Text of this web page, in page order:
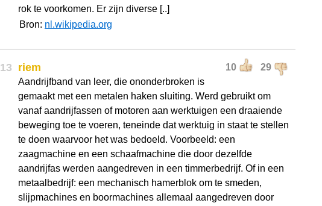
rok te voorkomen. Er zijn diverse [..]
Bron: nl.wikipedia.org
13 10 29
riem
Aandrijfband van leer, die ononderbroken is
gemaakt met een metalen haken sluiting. Werd gebruikt om
vanaf aandrijfassen of motoren aan werktuigen een draaiende
beweging toe te voeren, teneinde dat werktuig in staat te stellen
te doen waarvoor het was bedoeld. Voorbeeld: een
zaagmachine en een schaafmachine die door dezelfde
aandrijfas werden aangedreven in een timmerbedrijf. Of in een
metaalbedrijf: een mechanisch hamerblok om te smeden,
slijpmachines en boormachines allemaal aangedreven door